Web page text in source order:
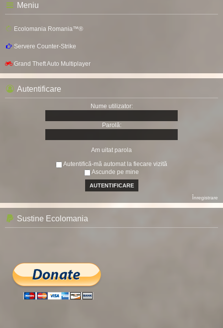
Meniu
Ecolomania Romania™®
Servere Counter-Strike
Grand Theft Auto Multiplayer
Autentificare
Nume utilizator:
Parolă:
Am uitat parola
Autentifică-mă automat la fiecare vizită
Ascunde pe mine
Înregistrare
Sustine Ecolomania